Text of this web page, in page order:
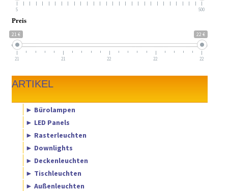
5 500
Preis
21 € 22 €
21 21 22 22 22
ARTIKEL
► Bürolampen
► LED Panels
► Rasterleuchten
► Downlights
► Deckenleuchten
► Tischleuchten
► Außenleuchten